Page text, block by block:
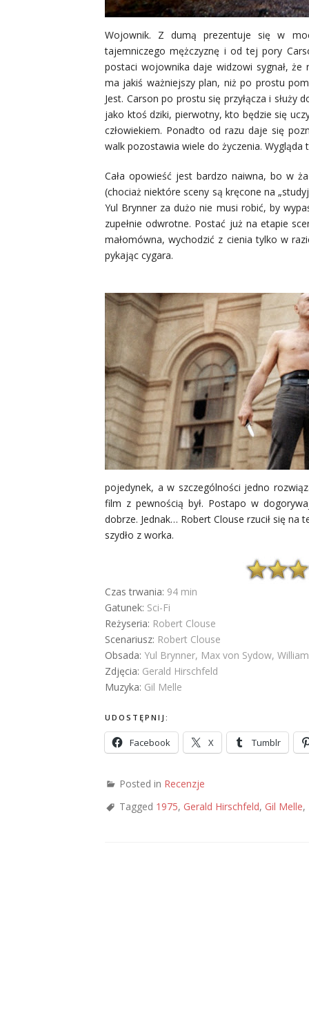
Wojownik. Z dumą prezentuje się w
tajemniczego mężczyznę i od tej pory
postaci wojownika daje widzowi sygnał,
ma jakiś ważniejszyplan, niż po prostu
Jest. Carson po prostu się przyłącza i służy
jako ktoś dziki, pierwotny, kto będzie się
człowiekiem. Ponadto od razu daje się
walk pozostawia wiele do życzenia.
Cała opowieść jest bardzo naiwna, bo w
(chociaż niektóre sceny są kręcone na
Yul Brynner za dużo nie musi robić, by
zupełnie odwrotne. Postać już na etapie
małomówna, wychodzić z cienia tylko w
pykając cygara.
pojedynek, a w szczególności jedno
film z pewnością był. Postapo w
dobrze. Jednak… Robert Clouse rzucił się
szydło z worka.
Czas trwania: 94 min
Gatunek: Sci-Fi
Reżyseria: Robert Clouse
Scenariusz: Robert Clouse
Obsada: Yul Brynner, Max von Sydow,
Zdjęcia: Gerald Hirschfeld
Muzyka: Gil Melle
UDOSTĘPNIJ:
Facebook X Tumblr
Posted in Recenzje
Tagged 1975, Gerald Hirschfeld, Gil Melle,